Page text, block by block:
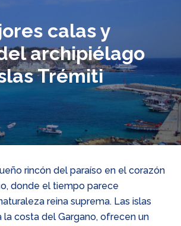
calas y
archipiélago
Trémiti
rincón del paraíso en el corazón
donde el tiempo parece
reina suprema. Las islas
la costa del Gargano, ofrecen un